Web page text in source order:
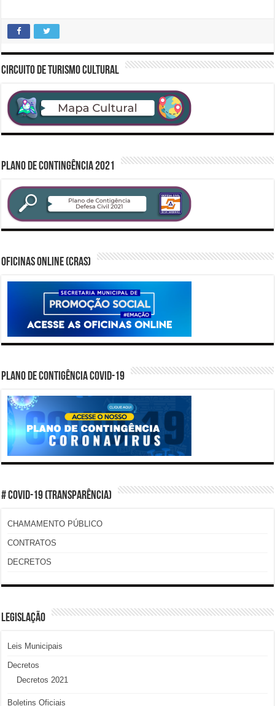
CIRCUITO DE TURISMO CULTURAL
PLANO DE CONTINGÊNCIA 2021
Oficinas Online (CRAS)
PLANO DE CONTIGÊNCIA COVID-19
# COVID-19 (TRANSPARÊNCIA)
CHAMAMENTO PÚBLICO
CONTRATOS
DECRETOS
LEGISLAÇÃO
Leis Municipais
Decretos
Decretos 2021
Boletins Oficiais